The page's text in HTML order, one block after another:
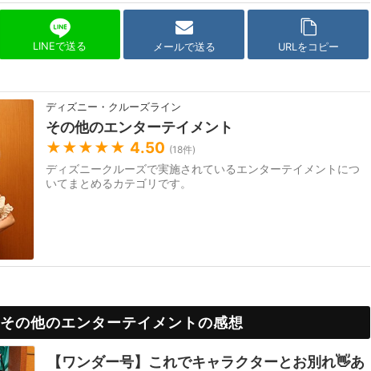
LINEで送る メールで送る URLをコピー
ディズニー・クルーズライン
その他のエンターテイメント
★★★★★ 4.50 (18件)
ディズニークルーズで実施されているエンターテイメントにつ
いてまとめるカテゴリです。
その他のエンターテイメントの感想
【ワンダー号】これでキャラクターとお別れ👋あ